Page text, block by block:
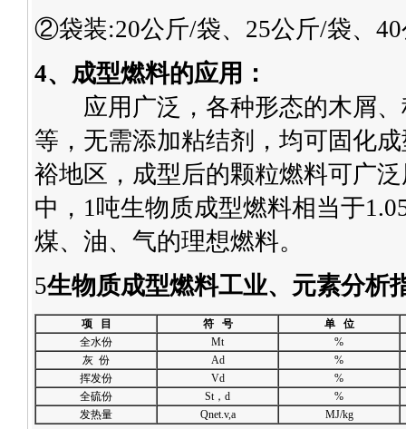
②袋装:20公斤/袋、25公斤/袋、
4、 成型燃料的应用：
应用广泛，各种形态的木屑、
等，无需添加粘结剂，均可固化
裕地区，成型后的颗粒燃料可广
中， 1吨生物质成型燃料相当于
煤、油、气的理想燃料。
5生物质成型燃料工业、元素分析
项 目 符 号
单 位
全水份
Mt
%
灰 份
Ad
%
挥发份
Vd
%
全硫份
St，d
%
发热量
Qnet.v,a MJ/kg